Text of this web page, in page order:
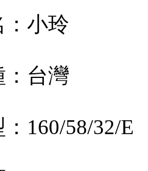
：小玲
：台灣
160/58/32/E